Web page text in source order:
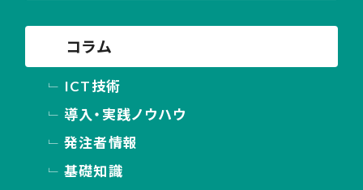
コラム
ICT技術
導入・実践ノウハウ
発注者情報
基礎知識